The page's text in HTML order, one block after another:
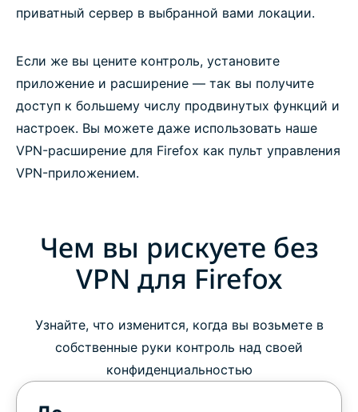
приватный сервер в выбранной вами локации.
Если же вы цените контроль, установите
приложение и расширение — так вы получите
доступ к большему числу продвинутых функций и
настроек. Вы можете даже использовать наше
VPN-расширение для Firefox как пульт управления
VPN-приложением.
Чем вы рискуете без
VPN для Firefox
Узнайте, что изменится, когда вы возьмете в
собственные руки контроль над своей
конфиденциальностью